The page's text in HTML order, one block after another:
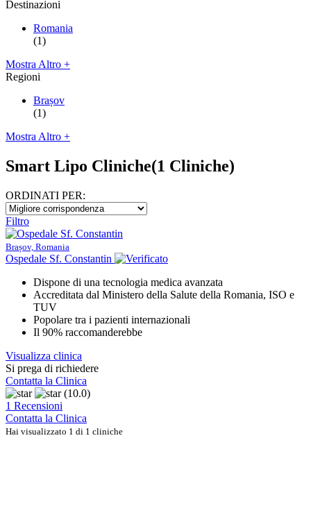
Destinazioni
Romania
(1)
Mostra Altro +
Regioni
Brașov
(1)
Mostra Altro +
Smart Lipo Cliniche(1 Cliniche)
ORDINATI PER:
Filtro
Brașov, Romania
Ospedale Sf. Constantin
Dispone di una tecnologia medica avanzata
Accreditata dal Ministero della Salute della Romania, ISO e
TUV
Popolare tra i pazienti internazionali
Il 90% raccomanderebbe
Visualizza clinica
Si prega di richiedere
Contatta la Clinica
(10.0)
1 Recensioni
Contatta la Clinica
Hai visualizzato 1 di 1 cliniche